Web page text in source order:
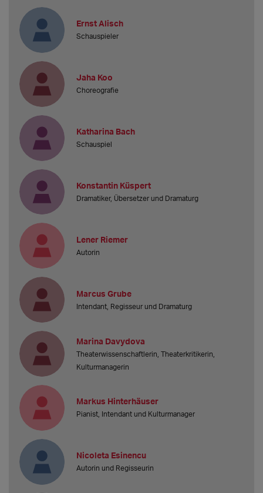
Ernst Alisch
Schauspieler
Jaha Koo
Choreografie
Katharina Bach
Schauspiel
Konstantin Küspert
Dramatiker, Übersetzer und Dramaturg
Lener Riemer
Autorin
Marcus Grube
Intendant, Regisseur und Dramaturg
Marina Davydova
Theaterwissenschaftlerin, Theaterkritikerin,
Kulturmanagerin
Markus Hinterhäuser
Pianist, Intendant und Kulturmanager
Nicoleta Esinencu
Autorin und Regisseurin